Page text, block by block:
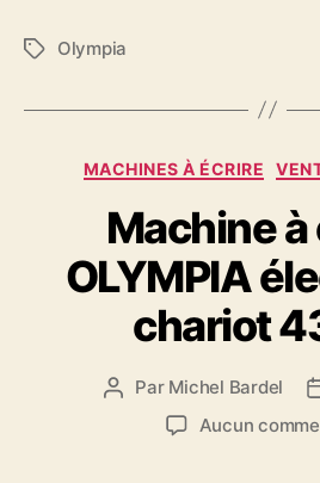
Étiquettes
Olympia
MACHINES À ÉCRIRE
Machine
OLYMPIA
chariot
Auteur
l’article
Par Michel Bardel
Aucun